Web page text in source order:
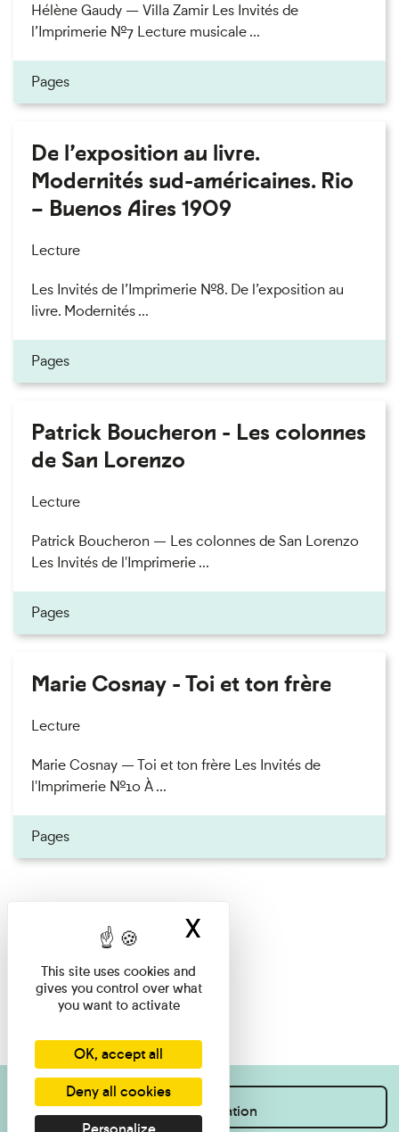
Hélène Gaudy — Villa Zamir Les Invités de
l’Imprimerie n°7 Lecture musicale ...
Pages
De l’exposition au livre.
Modernités sud-américaines. Rio
– Buenos Aires 1909
Lecture
Les Invités de l’Imprimerie n°8. De l’exposition au
livre. Modernités ...
Pages
Patrick Boucheron - Les colonnes
de San Lorenzo
Lecture
Patrick Boucheron — Les colonnes de San Lorenzo
Les Invités de l'Imprimerie ...
Pages
Marie Cosnay - Toi et ton frère
Lecture
Marie Cosnay — Toi et ton frère Les Invités de
l'Imprimerie n°10 À ...
Pages
I want information
This site uses cookies and
gives you control over what
you want to activate
OK, accept all
Deny all cookies
X